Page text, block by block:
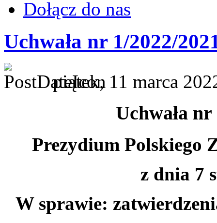
Dołącz do nas
Uchwała nr 1/2022/
piątek, 11 marca
Uchwała nr
Prezydium Polskiego
z dnia 7
W sprawie: